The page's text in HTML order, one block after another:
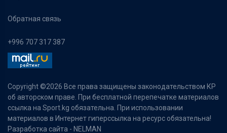
Обратная связь
+996 707 317 387
Copyright ©2026 Все права защищены законодательством КР
об авторском праве. При бесплатной перепечатке материалов
ссылка на Sport.kg обязательна. При использовании
материалов в Интернет гиперссылка на ресурс обязательна!
Разработка сайта - NELMAN